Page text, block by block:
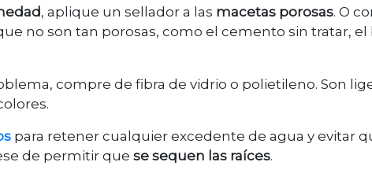
, aplique un sellador a las macetas porosas. O
no son tan porosas, como el cemento sin tratar, el
compre de fibra de vidrio o polietileno. Son
para retener cualquier excedente de agua y evitar
de permitir que se sequen las raíces.